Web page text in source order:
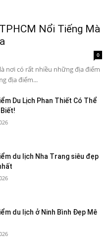
Nổi Tiếng Mà
0
nơi có rất nhiều những địa điểm
địa điểm...
Du Lịch Phan Thiết Có Thể
du lịch Nha Trang siêu đẹp
du lịch ở Ninh Bình Đẹp Mê